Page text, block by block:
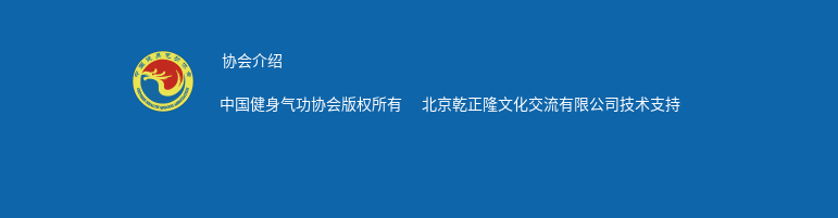
协会介绍
中国健身气功协会版权所有 北京乾正隆文化交流有限公司技术支持